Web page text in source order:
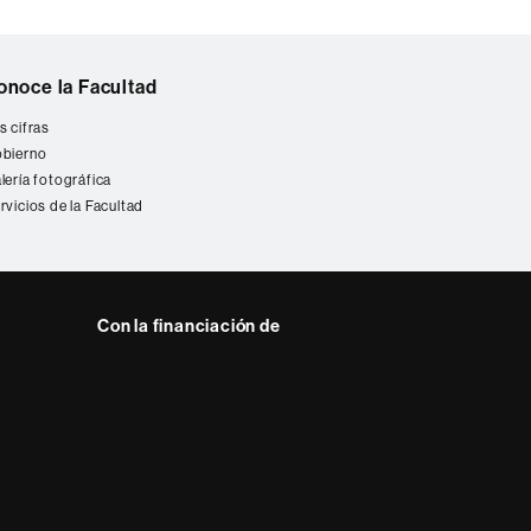
la Facultad
cifras
fotográfica
de la Facultad
Con la financiación de